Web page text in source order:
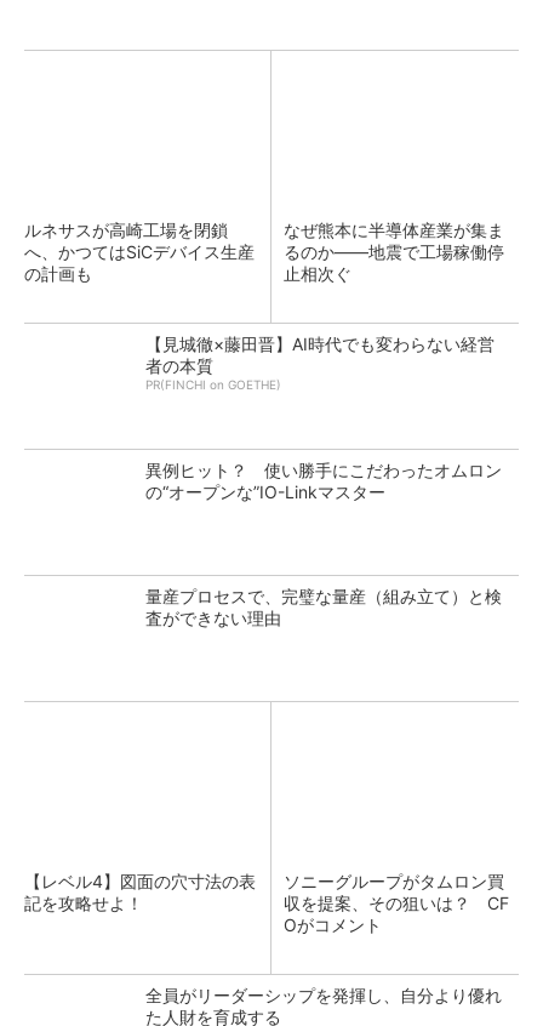
ルネサスが高崎工場を閉鎖
へ、かつてはSiCデバイス生産
の計画も
なぜ熊本に半導体産業が集ま
るのか――地震で工場稼働停
止相次ぐ
【見城徹×藤田晋】AI時代でも変わらない経営
者の本質
PR(FINCHI on GOETHE)
異例ヒット？ 使い勝手にこだわったオムロン
の“オープンな”IO-Linkマスター
量産プロセスで、完璧な量産（組み立て）と検
査ができない理由
【レベル4】図面の穴寸法の表
記を攻略せよ！
ソニーグループがタムロン買
収を提案、その狙いは？ CF
Oがコメント
全員がリーダーシップを発揮し、自分より優れ
た人財を育成する